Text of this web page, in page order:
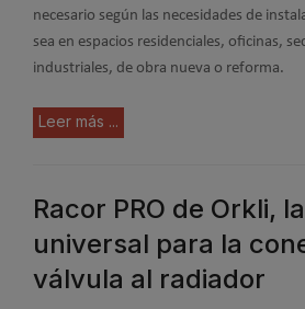
necesario según las necesidades de
sea en espacios residenciales, oficinas,
industriales, de obra nueva o reforma.
Leer más ...
Racor PRO de Orkli,
universal para la
válvula al radiador